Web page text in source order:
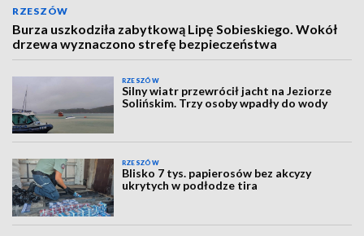
RZESZÓW
Burza uszkodziła zabytkową Lipę Sobieskiego. Wokół
drzewa wyznaczono strefę bezpieczeństwa
RZESZÓW
Silny wiatr przewrócił jacht na Jeziorze
Solińskim. Trzy osoby wpadły do wody
RZESZÓW
Blisko 7 tys. papierosów bez akcyzy
ukrytych w podłodze tira